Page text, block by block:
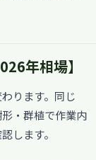
年相場】
ります。同じ
・群植で作業内
します。